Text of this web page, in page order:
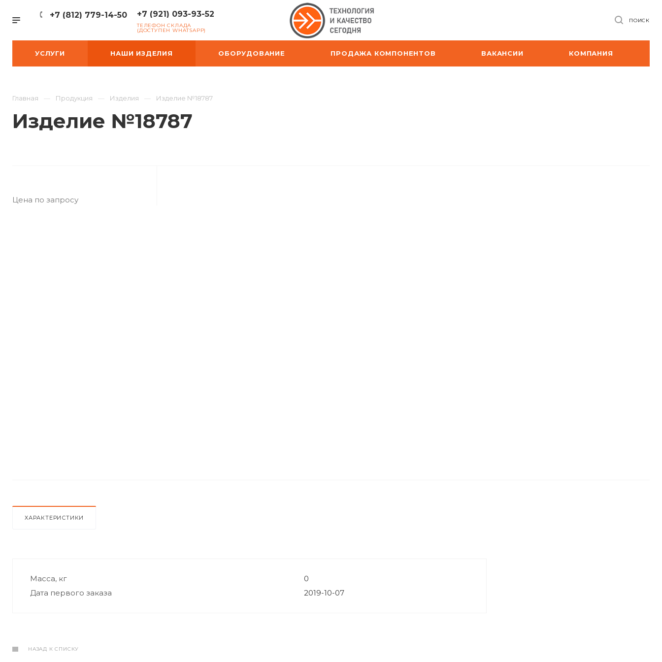
+7 (812) 779-14-50 +7 (921) 093-93-52
ТЕЛЕФОН СКЛАДА
(ДОСТУПЕН WHATSAPP)
ПОИСК
УСЛУГИ НАШИ ИЗДЕЛИЯ ОБОРУДОВАНИЕ ПРОДАЖА КОМПОНЕНТОВ ВАКАНСИИ КОМПАНИЯ
Главная Продукция Изделия Изделие №18787
Изделие №18787
Цена по запросу
ХАРАКТЕРИСТИКИ
Масса, кг
0
Дата первого заказа
2019-10-07
НАЗАД К СПИСКУ